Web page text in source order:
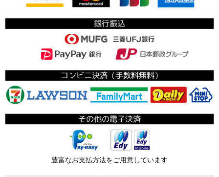
豊富なお支払方法をご用意しています